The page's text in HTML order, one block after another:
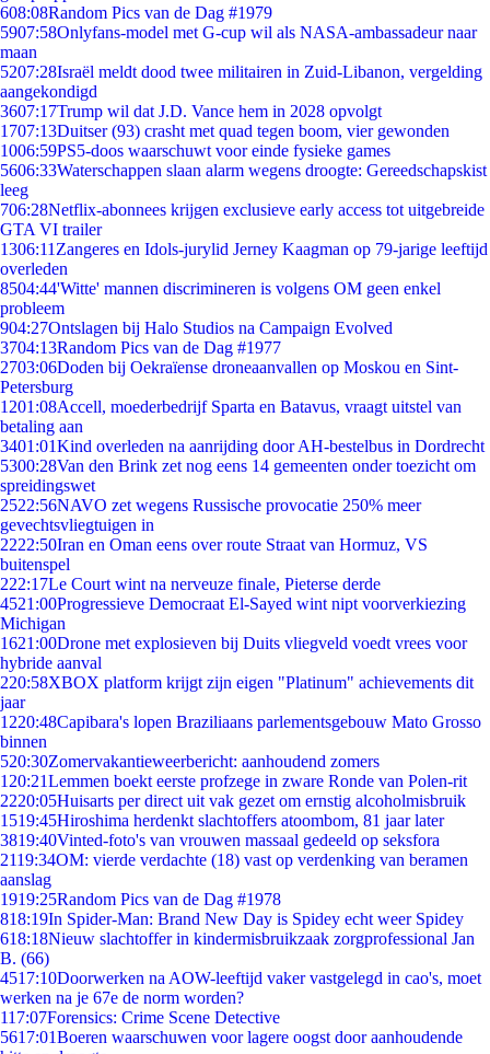
608:08Random Pics van de Dag #1979
5907:58Onlyfans-model met G-cup wil als NASA-ambassadeur naar
maan
5207:28Israël meldt dood twee militairen in Zuid-Libanon, vergelding
aangekondigd
3607:17Trump wil dat J.D. Vance hem in 2028 opvolgt
1707:13Duitser (93) crasht met quad tegen boom, vier gewonden
1006:59PS5-doos waarschuwt voor einde fysieke games
5606:33Waterschappen slaan alarm wegens droogte: Gereedschapskist
leeg
706:28Netflix-abonnees krijgen exclusieve early access tot uitgebreide
GTA VI trailer
1306:11 Zangeres en Idols-jurylid Jerney Kaagman op 79-jarige leeftijd
overleden
8504:44'Witte' mannen discrimineren is volgens OM geen enkel
probleem
904:27Ontslagen bij Halo Studios na Campaign Evolved
3704:13Random Pics van de Dag #1977
2703:06Doden bij Oekraïense droneaanvallen op Moskou en Sint-
Petersburg
1201:08Accell, moederbedrijf Sparta en Batavus, vraagt uitstel van
betaling aan
3401:01Kind overleden na aanrijding door AH-bestelbus in Dordrecht
5300:28Van den Brink zet nog eens 14 gemeenten onder toezicht om
spreidingswet
2522:56NAVO zet wegens Russische provocatie 250% meer
gevechtsvliegtuigen in
2222:50Iran en Oman eens over route Straat van Hormuz, VS
buitenspel
222:17Le Court wint na nerveuze finale, Pieterse derde
4521:00Progressieve Democraat El-Sayed wint nipt voorverkiezing
Michigan
1621:00Drone met explosieven bij Duits vliegveld voedt vrees voor
hybride aanval
220:58XBOX platform krijgt zijn eigen "Platinum" achievements dit
jaar
1220:48Capibara's lopen Braziliaans parlementsgebouw Mato Grosso
binnen
520:30Zomervakantieweerbericht: aanhoudend zomers
1 20:21Lemmen boekt eerste profzege in zware Ronde van Polen-rit
2220:05Huisarts per direct uit vak gezet om ernstig alcoholmisbruik
1519:45Hiroshima herdenkt slachtoffers atoombom, 81 jaar later
3819:40Vinted-foto's van vrouwen massaal gedeeld op seksfora
2119:34OM: vierde verdachte (18) vast op verdenking van beramen
aanslag
1919:25Random Pics van de Dag #1978
818:19In Spider-Man: Brand New Day is Spidey echt weer Spidey
618:18Nieuw slachtoffer in kindermisbruikzaak zorgprofessional Jan
B. (66)
4517:10Doorwerken na AOW-leeftijd vaker vastgelegd in cao's, moet
werken na je 67e de norm worden?
117:07Forensics: Crime Scene Detective
5617:01Boeren waarschuwen voor lagere oogst door aanhoudende